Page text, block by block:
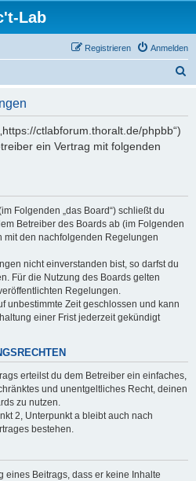
Lab
Anmelden
Registrieren
ctlabforum.thoralt.de/phpbb“)
ein Vertrag mit folgenden
Folgenden „das Board“) schließt du
Betreiber des Boards ab (im Folgenden
mit den nachfolgenden Regelungen
nicht einverstanden bist, so darfst du
Für die Nutzung des Boards gelten
Regelungen.
unbestimmte Zeit geschlossen und kann
einer Frist jederzeit gekündigt
erteilst du dem Betreiber ein einfaches,
und unentgeltliches Recht, deinen
zu nutzen.
2, Unterpunkt a bleibt auch nach
bestehen.
eines Beitrags, dass er keine Inhalte